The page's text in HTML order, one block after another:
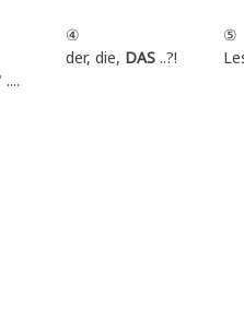
④
der, die, DAS..?!
⑤